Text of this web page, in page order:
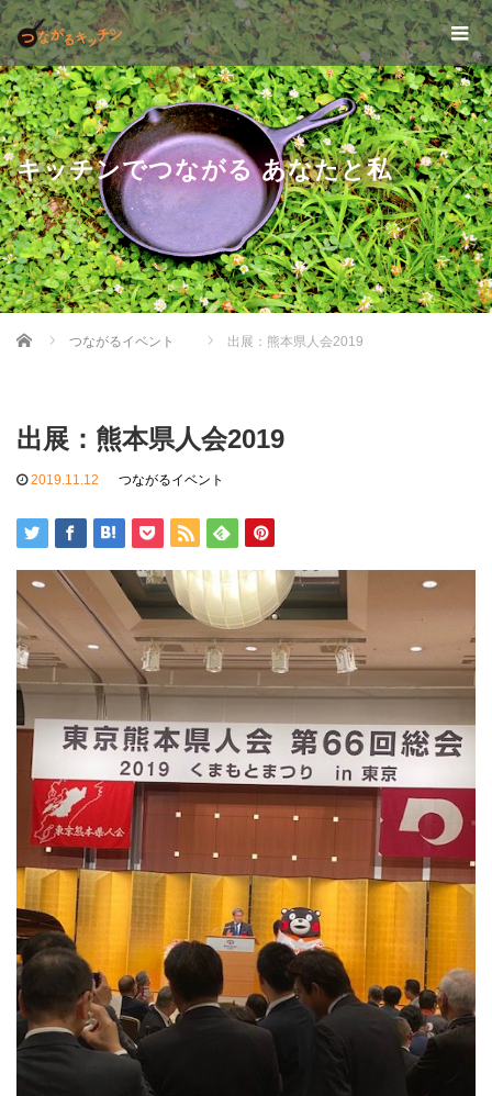
キッチンでつながる あなたと私
Home つながるイベント 出展：熊本県人会2019
出展：熊本県人会2019
2019.11.12 つながるイベント